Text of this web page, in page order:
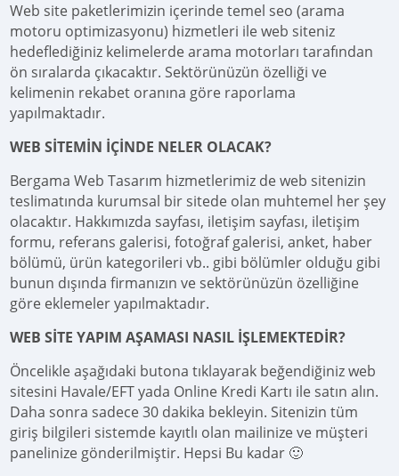
Web site paketlerimizin içerinde temel seo (arama
motoru optimizasyonu) hizmetleri ile web siteniz
hedeflediğiniz kelimelerde arama motorları tarafından
ön sıralarda çıkacaktır. Sektörünüzün özelliği ve
kelimenin rekabet oranına göre raporlama
yapılmaktadır.
WEB SİTEMİN İÇİNDE NELER OLACAK?
Bergama Web Tasarım hizmetlerimiz de web sitenizin
teslimatında kurumsal bir sitede olan muhtemel her şey
olacaktır. Hakkımızda sayfası, iletişim sayfası, iletişim
formu, referans galerisi, fotoğraf galerisi, anket, haber
bölümü, ürün kategorileri vb.. gibi bölümler olduğu gibi
bunun dışında firmanızın ve sektörünüzün özelliğine
göre eklemeler yapılmaktadır.
WEB SİTE YAPIM AŞAMASI NASIL İŞLEMEKTEDİR?
Öncelikle aşağıdaki butona tıklayarak beğendiğiniz web
sitesini Havale/EFT yada Online Kredi Kartı ile satın alın.
Daha sonra sadece 30 dakika bekleyin. Sitenizin tüm
giriş bilgileri sistemde kayıtlı olan mailinize ve müşteri
panelinize gönderilmiştir. Hepsi Bu kadar 🙂